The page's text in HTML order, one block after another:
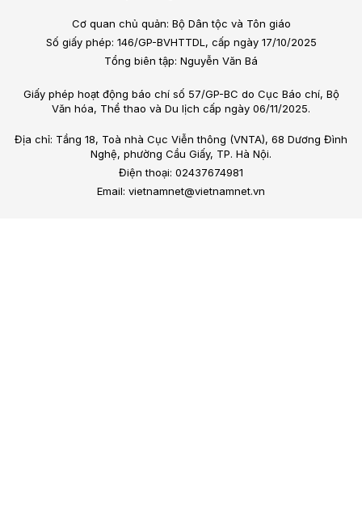
Cơ quan chủ quản: Bộ Dân tộc và Tôn giáo
Số giấy phép: 146/GP-BVHTTDL, cấp ngày 17/10/2025
Tổng biên tập: Nguyễn Văn Bá
Giấy phép hoạt động báo chí số 57/GP-BC do Cục Báo chí, Bộ
Văn hóa, Thể thao và Du lịch cấp ngày 06/11/2025.
Địa chỉ: Tầng 18, Toà nhà Cục Viễn thông (VNTA), 68 Dương Đình
Nghệ, phường Cầu Giấy, TP. Hà Nội.
Điện thoại: 02437674981
Email: vietnamnet@vietnamnet.vn